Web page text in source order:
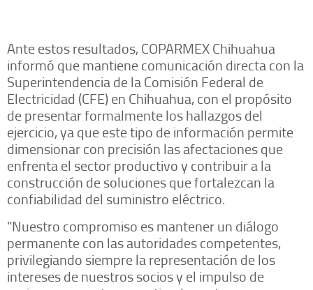
Ante estos resultados, COPARMEX Chihuahua
informó que mantiene comunicación directa con la
Superintendencia de la Comisión Federal de
Electricidad (CFE) en Chihuahua, con el propósito
de presentar formalmente los hallazgos del
ejercicio, ya que este tipo de información permite
dimensionar con precisión las afectaciones que
enfrenta el sector productivo y contribuir a la
construcción de soluciones que fortalezcan la
confiabilidad del suministro eléctrico.
"Nuestro compromiso es mantener un diálogo
permanente con las autoridades competentes,
privilegiando siempre la representación de los
intereses de nuestros socios y el impulso de